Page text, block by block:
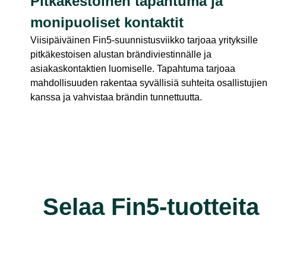
monipuoliset kontaktit
Viisipäiväinen Fin5-suunnistusviikko tarjoaa yrityksille
pitkäkestoisen alustan brändiviestinnälle ja
asiakaskontaktien luomiselle. Tapahtuma tarjoaa
mahdollisuuden rakentaa syvällisiä suhteita osallistujien
kanssa ja vahvistaa brändin tunnettuutta.
Selaa Fin5-tuotteita​